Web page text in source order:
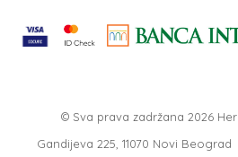
© Sva prava zadržana 2026
Gandijeva 225, 11070 Novi Beograd